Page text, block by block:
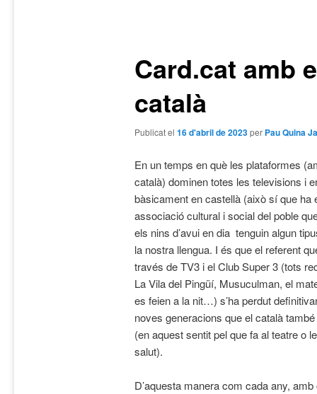
Card.cat amb
català
Publicat el 16 d'abril de 2023per Pau Quina
En un temps en què les plataformes
català) dominen totes les televisions i
bàsicament en castellà (això sí que
associació cultural i social del poble
els nins d’avui en dia tenguin algun
la nostra llengua. I és que el referent
través de TV3 i el Club Super 3 (tots
La Vila del Pingüí, Musuculman, el
es feien a la nit…) s’ha perdut
noves generacions que el català
(en aquest sentit pel que fa al teatre o
salut).
D’aquesta manera com cada any,